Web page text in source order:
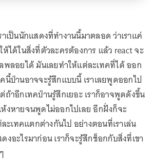
าเป็นนักแสดงที่ทำงานนี้มาตลอด ว่าเราแค่
ห้ได้ในสิ่งที่ตัวละครต้องการ แล้ว react จะ
พลอยได้ มันเลยทำให้แต่ละเทคที่ได้ ออก
นี้ป่านอาจจะรู้สึกแบบนี้ เราเลยพูดออกไป
ถ้าอีกเทคป่านรู้สึกเยอะ เราก็อาจพูดดังขึ้น
งหายจนพูดไม่ออกไปเลย อีกฝั่งก็จะ
ะเทคแตกต่างกันไป อย่างตอนที่เราเล่น
งอะไรมาก่อน เราก็จะรู้สึกช็อกกับสิ่งที่เขา